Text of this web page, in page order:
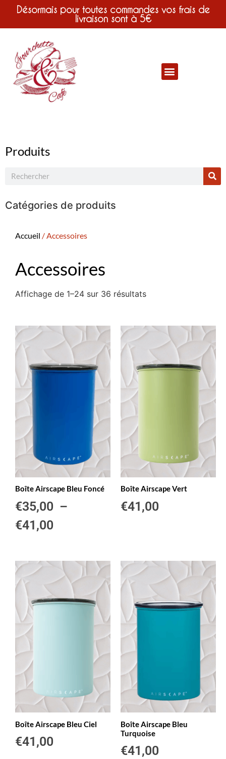
Désormais pour toutes commandes vos frais de
livraison sont à 5€
Produits
Catégories de produits
Accueil / Accessoires
Accessoires
Affichage de 1–24 sur 36 résultats
Boîte Airscape Bleu Foncé
€35,00 –
€41,00
Boîte Airscape Vert
€41,00
Boîte Airscape Bleu Ciel
€41,00
Boîte Airscape Bleu
Turquoise
€41,00